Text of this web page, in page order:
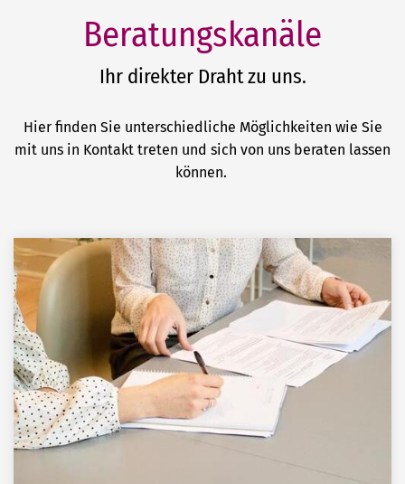
Beratungskanäle
Ihr direkter Draht zu uns.
Hier finden Sie unterschiedliche Möglichkeiten wie Sie
mit uns in Kontakt treten und sich von uns beraten lassen
können.